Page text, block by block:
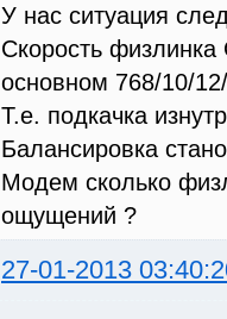
У нас ситуация
Скорость
основном 768/10/
Т.е. подкачка
Балансировка
Модем сколько
ощущений ?
27-01-2013